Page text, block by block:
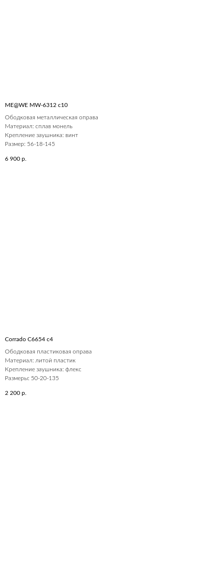
ME@WE MW-6312 c10
Ободковая металлическая оправа
Материал: сплав монель
Крепление заушника: винт
Размер: 56-18-145
6 900 р.
Corrado C6654 c4
Ободковая пластиковая оправа
Материал: литой пластик
Крепление заушника: флекс
Размеры: 50-20-135
2 200 р.